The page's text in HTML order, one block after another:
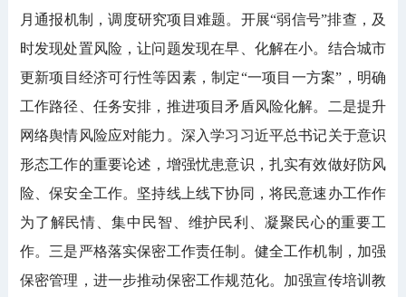
月通报机制，调度研究项目难题。开展“弱信号”排查，及
时发现处置风险，让问题发现在早、化解在小。结合城市
更新项目经济可行性等因素，制定“一项目一方案”，明确
工作路径、任务安排，推进项目矛盾风险化解。二是提升
网络舆情风险应对能力。深入学习习近平总书记关于意识
形态工作的重要论述，增强忧患意识，扎实有效做好防风
险、保安全工作。坚持线上线下协同，将民意速办工作作
为了解民情、集中民智、维护民利、凝聚民心的重要工
作。三是严格落实保密工作责任制。健全工作机制，加强
保密管理，进一步推动保密工作规范化。加强宣传培训教